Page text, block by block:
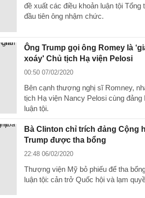
đề xuất các điều khoản luận tội
đầu tiên ông nhậm chức.
Ông Trump gọi ông Romey là
xoáy' Chủ tịch Hạ viện Pelosi
00:50 07/02/2020
Bên cạnh thượng nghị sĩ Romney,
tịch Hạ viện Nancy Pelosi cùng
luận tội.
Bà Clinton chỉ trích đảng Cộng
Trump được tha bổng
22:48 06/02/2020
Thượng viện Mỹ bỏ phiếu để tha
luận tội: cản trở Quốc hội và lạm